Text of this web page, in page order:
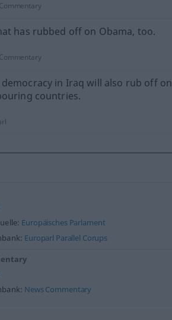
has rubbed off on Obama, too.
democracy in Iraq will also rub off on
countries.
Europäisches Parlament
Europarl Parallel Corups
News Commentary